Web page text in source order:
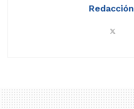
Redacción